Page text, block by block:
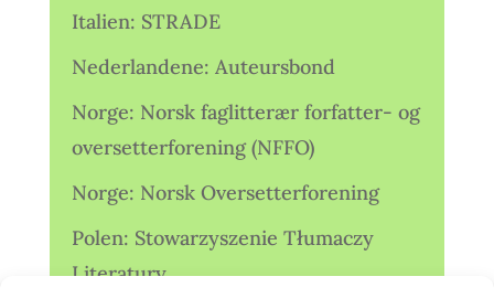
Italien: STRADE
Nederlandene: Auteursbond
Norge: Norsk faglitterær forfatter- og
oversetterforening (NFFO)
Norge: Norsk Oversetterforening
Polen: Stowarzyszenie Tłumaczy
Literatury